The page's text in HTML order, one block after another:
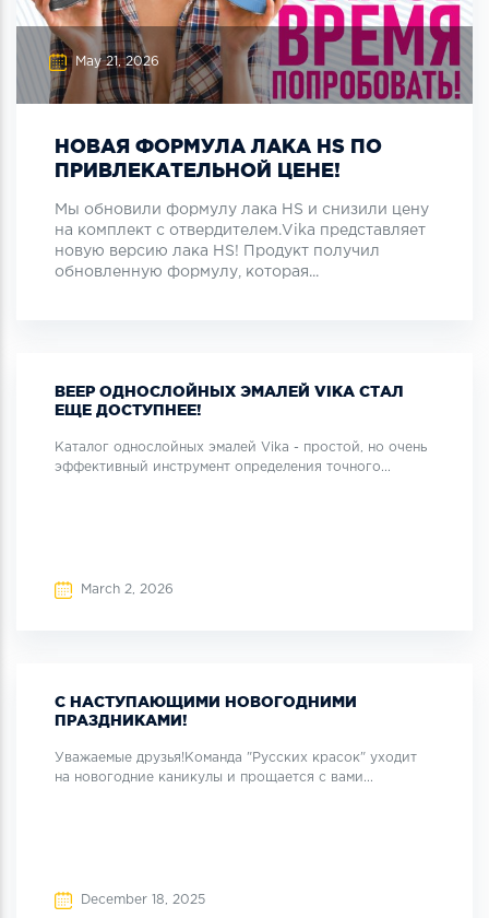
May 21, 2026
НОВАЯ ФОРМУЛА ЛАКА HS ПО
ПРИВЛЕКАТЕЛЬНОЙ ЦЕНЕ!
Мы обновили формулу лака HS и снизили цену
на комплект с отвердителем.Vika представляет
новую версию лака HS! Продукт получил
обновленную формулу, которая...
ВЕЕР ОДНОСЛОЙНЫХ ЭМАЛЕЙ VIKA СТАЛ
ЕЩЕ ДОСТУПНЕЕ!
Каталог однослойных эмалей Vika - простой, но очень
эффективный инструмент определения точного...
March 2, 2026
С НАСТУПАЮЩИМИ НОВОГОДНИМИ
ПРАЗДНИКАМИ!
Уважаемые друзья!Команда "Русских красок" уходит
на новогодние каникулы и прощается с вами...
December 18, 2025